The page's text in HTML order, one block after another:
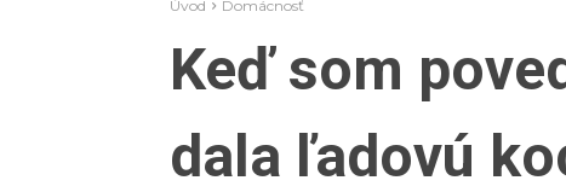
Úvod Domácnosť
Keď som
dala ľadovú